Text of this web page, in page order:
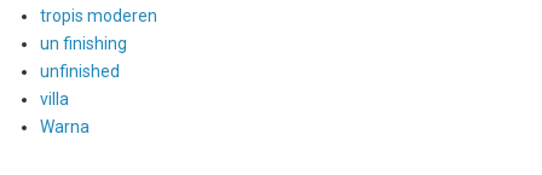
tropis moderen
un finishing
unfinished
villa
Warna